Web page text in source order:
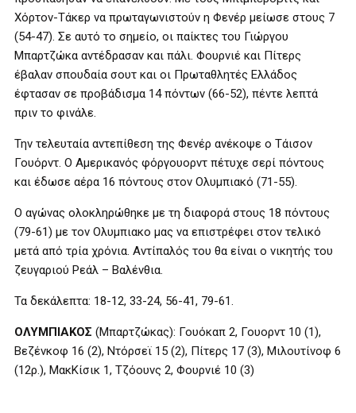
Χόρτον-Τάκερ να πρωταγωνιστούν η Φενέρ μείωσε στους 7
(54-47). Σε αυτό το σημείο, οι παίκτες του Γιώργου
Μπαρτζώκα αντέδρασαν και πάλι. Φουρνιέ και Πίτερς
έβαλαν σπουδαία σουτ και οι Πρωταθλητές Ελλάδος
έφτασαν σε προβάδισμα 14 πόντων (66-52), πέντε λεπτά
πριν το φινάλε.
Την τελευταία αντεπίθεση της Φενέρ ανέκοψε ο Τάισον
Γουόρντ. Ο Αμερικανός φόργουορντ πέτυχε σερί πόντους
και έδωσε αέρα 16 πόντους στον Ολυμπιακό (71-55).
Ο αγώνας ολοκληρώθηκε με τη διαφορά στους 18 πόντους
(79-61) με τον Ολυμπιακο μας να επιστρέφει στον τελικό
μετά από τρία χρόνια. Αντίπαλός του θα είναι ο νικητής του
ζευγαριού Ρεάλ – Βαλένθια.
Τα δεκάλεπτα: 18-12, 33-24, 56-41, 79-61.
ΟΛΥΜΠΙΑΚΟΣ (Μπαρτζώκας): Γουόκαπ 2, Γουορντ 10 (1),
Βεζένκοφ 16 (2), Ντόρσεϊ 15 (2), Πίτερς 17 (3), Μιλουτίνοφ 6
(12ρ.), ΜακΚίσικ 1, Τζόουνς 2, Φουρνιέ 10 (3)